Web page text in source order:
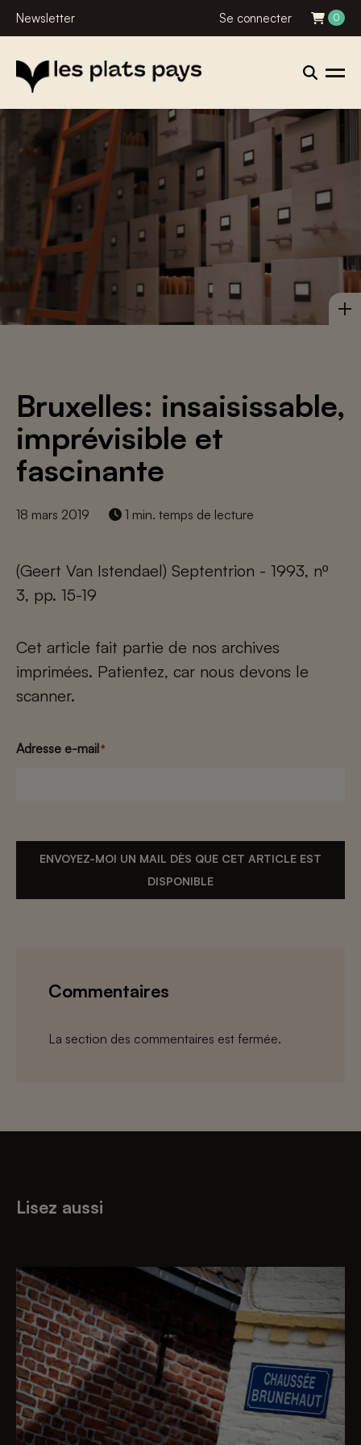
Newsletter Se connecter 0
Bruxelles: insaisissable,
imprévisible et
fascinante
18 mars 2019 1 min. temps de lecture
(Geert Van Istendael) Septentrion - 1993, nº
3, pp. 15-19
Cet article fait partie de nos archives
imprimées. Patientez, car nous devons le
scanner.
Adresse e-mail*
ENVOYEZ-MOI UN MAIL DÈS QUE CET ARTICLE EST
DISPONIBLE
Commentaires
La section des commentaires est fermée.
Lisez aussi